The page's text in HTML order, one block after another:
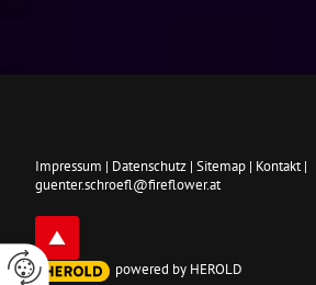
Impressum | Datenschutz |Sitemap | Kontakt|
guenter.schroefl@fireflower.at
powered by HEROLD